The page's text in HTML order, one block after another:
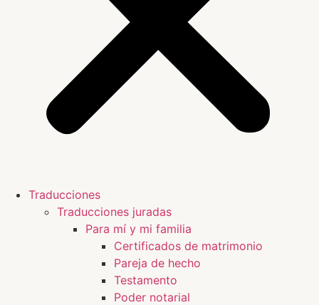
Traducciones
Traducciones juradas
Para mí y mi familia
Certificados de matrimonio
Pareja de hecho
Testamento
Poder notarial